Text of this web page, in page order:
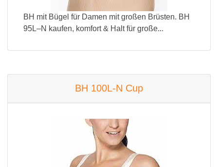
BH mit Bügel für Damen mit großen Brüsten. BH
95L–N kaufen, komfort & Halt für große...
BH 100L-N Cup